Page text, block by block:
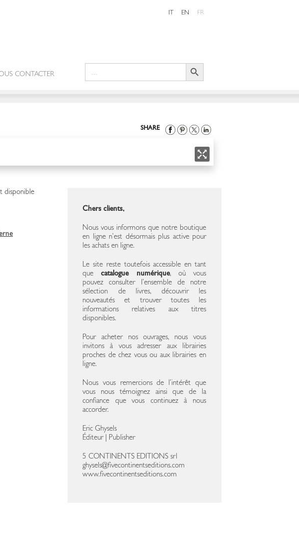
IT EN FR
CONTACTER
Search Button
SHARE
Chers clients,
Nous vous informons que notre boutique
en ligne n’est désormais plus active pour
les achats en ligne.
Le site reste toutefois accessible en tant
quecatalogue numérique, où vous
pouvez consulter l’ensemble de notre
sélection de livres, découvrir les
nouveautés et trouver toutes les
informations relatives aux titres
disponibles.
Pour acheter nos ouvrages, nous vous
invitons à vous adresser aux librairies
proches de chez vous ou aux librairies en
ligne.
Nous vous remercions de l’intérêt que
vous nous témoignez ainsi que de la
confiance que vous continuez à nous
accorder.
Eric Ghysels
Éditeur | Publisher
5 CONTINENTS EDITIONS srl
ghysels@fivecontinentseditions.com
www.fivecontinentseditions.com
disponible